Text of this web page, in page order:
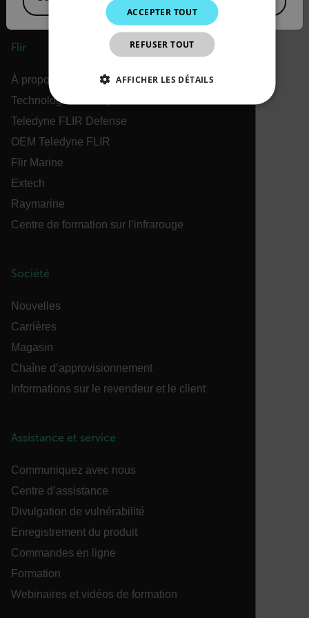
Flir
À propos de Flir
Technologies Teledyne
Teledyne FLIR Defense
OEM Teledyne FLIR
Flir Marine
Extech
Raymarine
Centre de formation sur l’infrarouge
Société
Nouvelles
Carrières
Magasin
Chaîne d’approvisionnement
Informations sur le revendeur et le client
Assistance et service
Communiquez avec nous
Centre d’assistance
Divulgation de vulnérabilité
Enregistrement du produit
Commandes en ligne
Formation
Webinaires et vidéos de formation
JAPANESE
CHINESE
ACCEPTER TOUT
REFUSER TOUT
AFFICHER LES DÉTAILS
STRICTEMENT NÉCESSAIRES
PERFORMANCE
cashrun_session_id
CS_FPC
Google